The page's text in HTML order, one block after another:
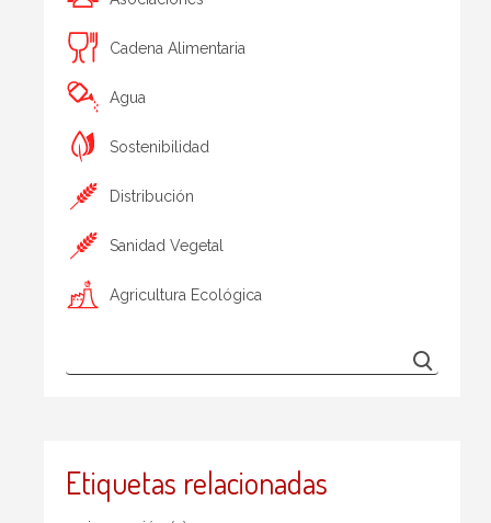
Cadena Alimentaria
Agua
Sostenibilidad
Distribución
Sanidad Vegetal
Agricultura Ecológica
Etiquetas relacionadas